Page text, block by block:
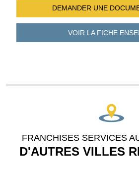
DEMANDER UNE
VOIR LA FICHE
FRANCHISES SERVICES
D'AUTRES VILLES